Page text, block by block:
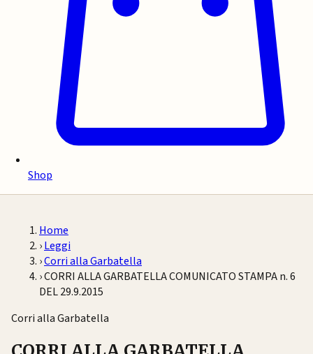
Shop
Home
›Leggi
›Corri alla Garbatella
›CORRI ALLA GARBATELLA COMUNICATO STAMPA n. 6
DEL 29.9.2015
Corri alla Garbatella